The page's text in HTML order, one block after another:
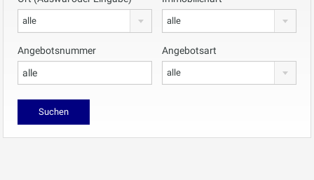
alle alle
Angebotsnummer Angebotsart
alle